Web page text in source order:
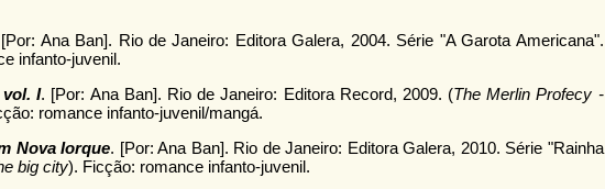
Ana Ban]. Rio de Janeiro: Editora Galera, 2004. Série "A Garota Americana".
infanto-juvenil.
I. [Por: Ana Ban]. Rio de Janeiro: Editora Record, 2009. (The Merlin Profecy -
romance infanto-juvenil/mangá.
Nova Iorque. [Por: Ana Ban]. Rio de Janeiro: Editora Galera, 2010. Série "Rainha
big city). Ficção: romance infanto-juvenil.